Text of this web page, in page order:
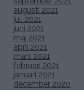
augusti 2021
juli 2021
juni 2021
maj 2021
april 2021
mars 2021
februari 2021
januari 2021
december 2020